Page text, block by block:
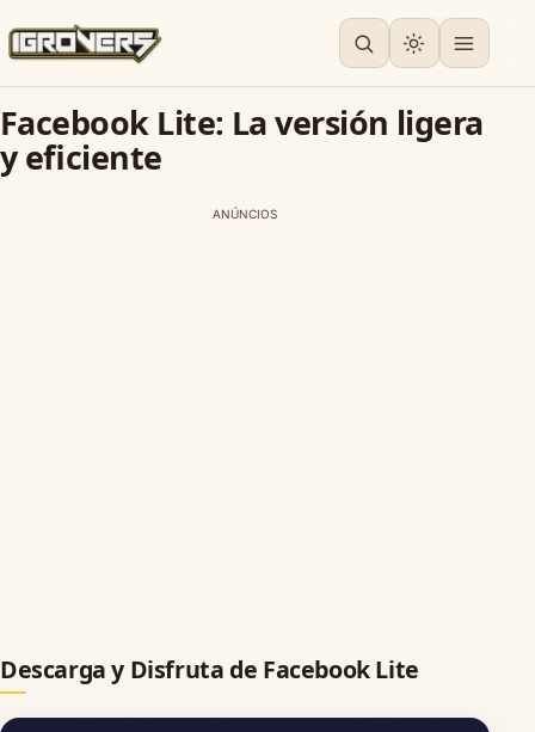
Facebook Lite: La versión ligera
y eficiente
ANÚNCIOS
Descarga y Disfruta de Facebook Lite